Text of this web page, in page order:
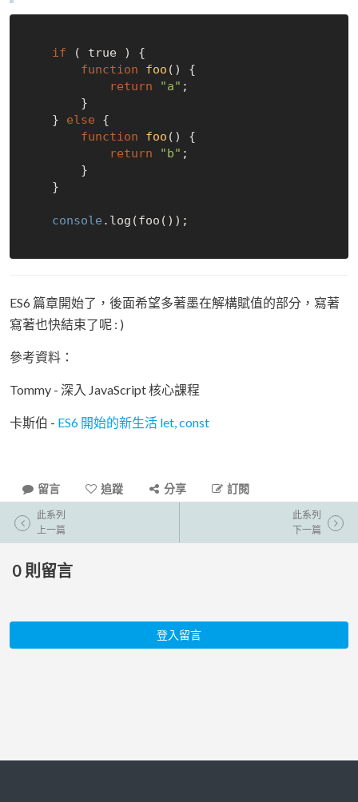
if ( true ) {
function
foo ( ) {
return
"a" ;
    }
else {
function
foo ( ) {
return
"b" ;
console .log(foo());
ES6 篇章開始了，後面希望多著墨在解構賦值的部分，寫著
寫著也快結束了呢 : )
參考資料：
Tommy - 深入 JavaScript 核心課程
卡斯伯 - ES6 開始的新生活 let, const
留言 追蹤 分享 訂閱
此系列
上一篇
此系列
下一篇
0 則留言
登入留言